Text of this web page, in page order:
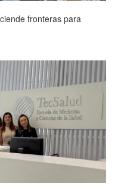
fronteras para